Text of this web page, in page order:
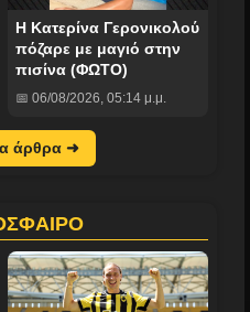
Η Κατερίνα Γερονικολού
πόζαρε με μαγιό στην
πισίνα (ΦΩΤΟ)
📅 06/08/2026, 05:14 μ.μ.
άρθρα ➜